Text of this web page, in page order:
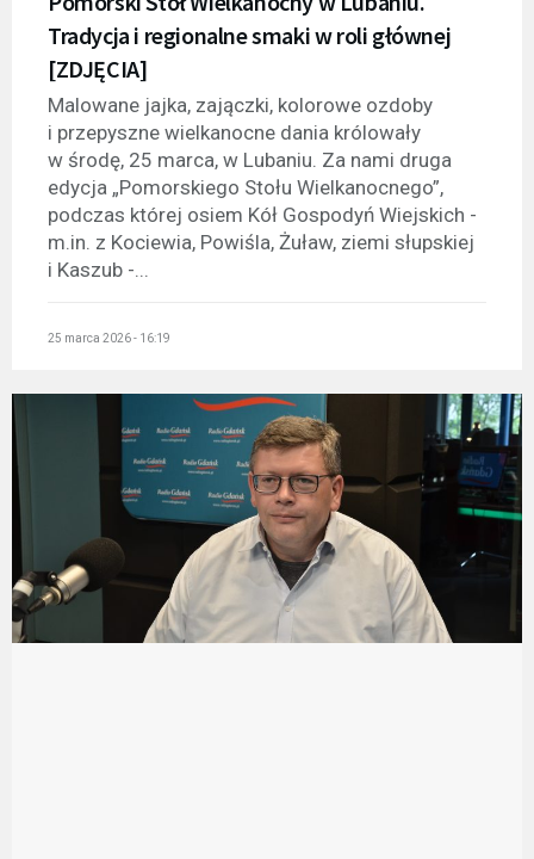
Tradycja i regionalne smaki w roli głównej
[ZDJĘCIA]
Malowane jajka, zajączki, kolorowe ozdoby
i przepyszne wielkanocne dania królowały
w środę, 25 marca, w Lubaniu. Za nami druga
edycja „Pomorskiego Stołu Wielkanocnego”,
podczas której osiem Kół Gospodyń Wiejskich -
m.in. z Kociewia, Powiśla, Żuław, ziemi słupskiej
i Kaszub -...
25 marca 2026 - 16:19